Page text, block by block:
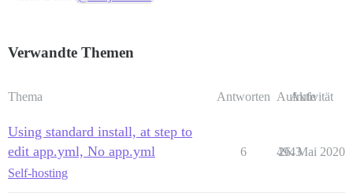
Verwandte Themen
Thema Antworten Aufrufe
Aktivität
Using standard install, at step to
edit app.yml, No app.yml
Self-hosting
6 4943
26. Mai 2020